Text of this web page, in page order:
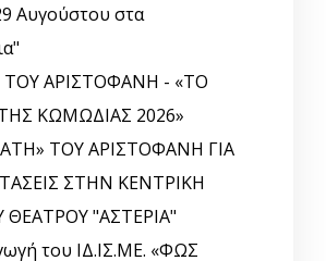
Αυγούστου στα
ΤΟΥ ΑΡΙΣΤΟΦΑΝΗ - «ΤΟ
ΚΩΜΩΔΙΑΣ 2026»
ΤΟΥ ΑΡΙΣΤΟΦΑΝΗ ΓΙΑ
ΣΤΗΝ ΚΕΝΤΡΙΚΗ
"ΑΣΤΕΡΙΑ"
του ΙΔ.ΙΣ.ΜΕ. «ΦΩΣ